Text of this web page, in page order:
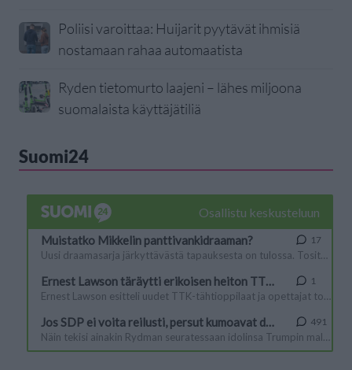
Poliisi varoittaa: Huijarit pyytävät ihmisiä
nostamaan rahaa automaatista
Ryden tietomurto laajeni – lähes miljoona
suomalaista käyttäjätiliä
Suomi24